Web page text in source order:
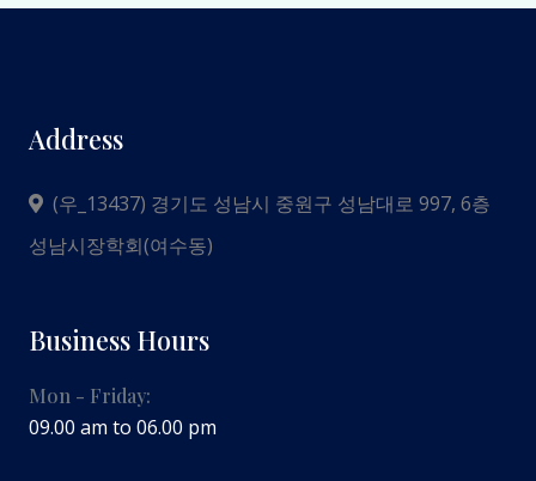
Address
(우_13437) 경기도 성남시 중원구 성남대로 997, 6층
성남시장학회(여수동)
Business Hours
Mon - Friday:
09.00 am to 06.00 pm